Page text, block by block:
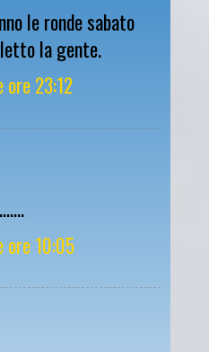
le ronde sabato
la gente.
23:12
ore 10:05